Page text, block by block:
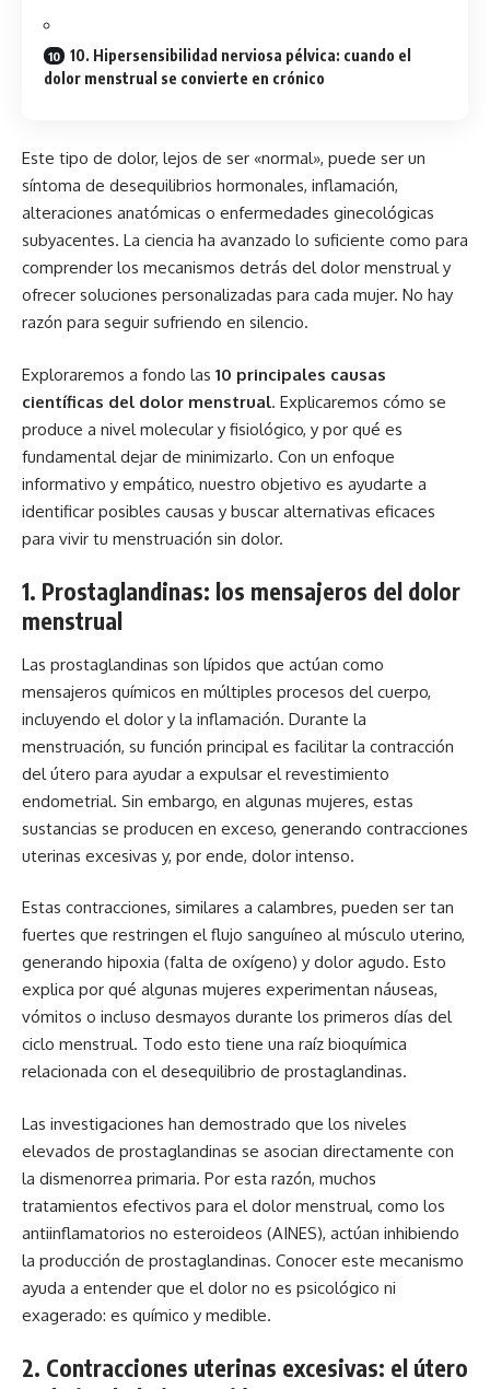
10. Hipersensibilidad nerviosa pélvica: cuando el
dolor menstrual se convierte en crónico
Este tipo de dolor, lejos de ser «normal», puede ser un
síntoma de desequilibrios hormonales, inflamación,
alteraciones anatómicas o enfermedades ginecológicas
subyacentes. La ciencia ha avanzado lo suficiente como para
comprender los mecanismos detrás del dolor menstrual y
ofrecer soluciones personalizadas para cada mujer. No hay
razón para seguir sufriendo en silencio.
Exploraremos a fondo las 10 principales causas
científicas del dolor menstrual. Explicaremos cómo se
produce a nivel molecular y fisiológico, y por qué es
fundamental dejar de minimizarlo. Con un enfoque
informativo y empático, nuestro objetivo es ayudarte a
identificar posibles causas y buscar alternativas eficaces
para vivir tu menstruación sin dolor.
1. Prostaglandinas: los mensajeros del dolor
menstrual
Las prostaglandinas son lípidos que actúan como
mensajeros químicos en múltiples procesos del cuerpo,
incluyendo el dolor y la inflamación. Durante la
menstruación, su función principal es facilitar la contracción
del útero para ayudar a expulsar el revestimiento
endometrial. Sin embargo, en algunas mujeres, estas
sustancias se producen en exceso, generando contracciones
uterinas excesivas y, por ende, dolor intenso.
Estas contracciones, similares a calambres, pueden ser tan
fuertes que restringen el flujo sanguíneo al músculo uterino,
generando hipoxia (falta de oxígeno) y dolor agudo. Esto
explica por qué algunas mujeres experimentan náuseas,
vómitos o incluso desmayos durante los primeros días del
ciclo menstrual. Todo esto tiene una raíz bioquímica
relacionada con el desequilibrio de prostaglandinas.
Las investigaciones han demostrado que los niveles
elevados de prostaglandinas se asocian directamente con
la dismenorrea primaria. Por esta razón, muchos
tratamientos efectivos para el dolor menstrual, como los
antiinflamatorios no esteroideos (AINES), actúan inhibiendo
la producción de prostaglandinas. Conocer este mecanismo
ayuda a entender que el dolor no es psicológico ni
exagerado: es químico y medible.
2. Contracciones uterinas excesivas: el útero